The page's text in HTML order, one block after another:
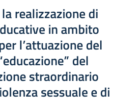
realizzazione di
in ambito
l’attuazione del
del
straordinario
sessuale e di